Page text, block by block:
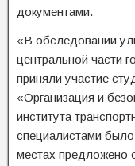
документами.
«В обследовании
центральной части
приняли участие
«Организация и
института
специалистами
местах предложено